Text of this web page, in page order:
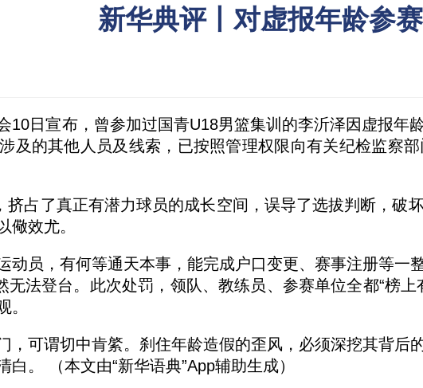
新华典评丨对虚报年龄参
日宣布，曾参加过国青U18男篮集训的李沂泽因虚报年
及的其他人员及线索，已按照管理权限向有关纪检监察
占了真正有潜力球员的成长空间，误导了选拔判断，破
儆效尤。
员，有何等通天本事，能完成户口变更、赛事注册等一
无法登台。此次处罚，领队、教练员、参赛单位全都“榜
。
可谓切中肯綮。刹住年龄造假的歪风，必须深挖其背后
。 （本文由“新华语典”App辅助生成）